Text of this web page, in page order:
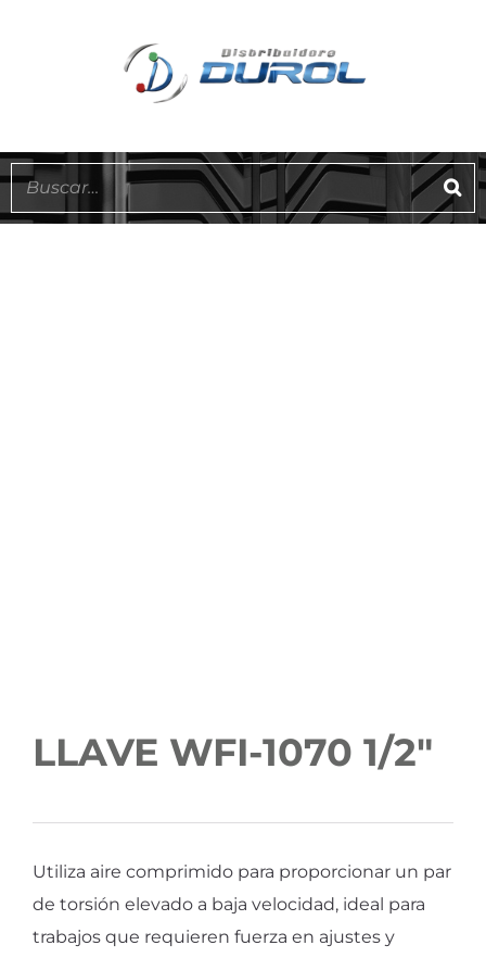
LLAVE WFI-1070 1/2″
Utiliza aire comprimido para proporcionar un par
de torsión elevado a baja velocidad, ideal para
trabajos que requieren fuerza en ajustes y